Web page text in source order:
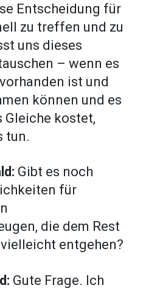
Entscheidung für
zu treffen und zu
uns dieses
– wenn es
ist und
können und es
Gleiche kostet,
tun.
Gibt es noch
für
die dem Rest
entgehen?
Gute Frage. Ich